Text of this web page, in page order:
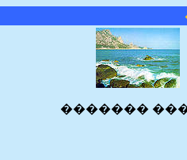
�������